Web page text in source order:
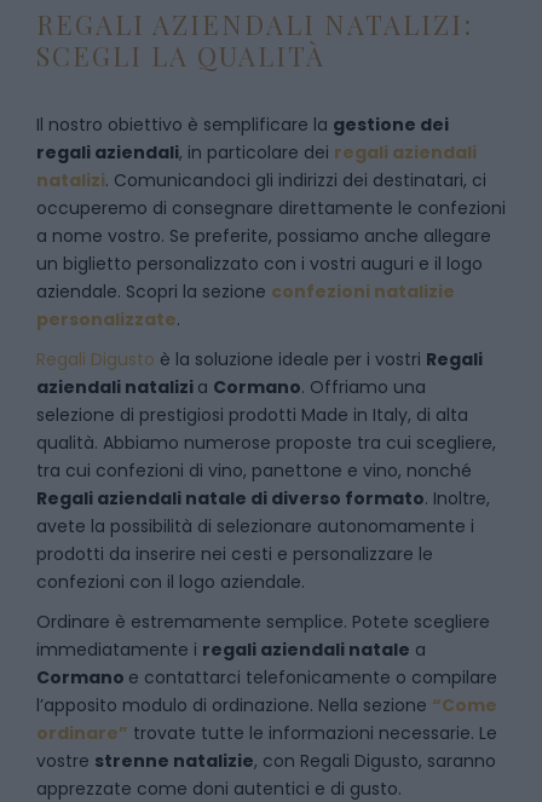
REGALI AZIENDALI NATALIZI:
SCEGLI LA QUALITÀ
Il nostro obiettivo è semplificare la gestione dei
regali aziendali, in particolare dei regali aziendali
natalizi. Comunicandoci gli indirizzi dei destinatari, ci
occuperemo di consegnare direttamente le confezioni
a nome vostro. Se preferite, possiamo anche allegare
un biglietto personalizzato con i vostri auguri e il logo
aziendale. Scopri la sezione confezioni natalizie
personalizzate.
Regali Digusto è la soluzione ideale per i vostri Regali
aziendali natalizi a Cormano. Offriamo una
selezione di prestigiosi prodotti Made in Italy, di alta
qualità. Abbiamo numerose proposte tra cui scegliere,
tra cui confezioni di vino, panettone e vino, nonché
Regali aziendali natale di diverso formato. Inoltre,
avete la possibilità di selezionare autonomamente i
prodotti da inserire nei cesti e personalizzare le
confezioni con il logo aziendale.
Ordinare è estremamente semplice. Potete scegliere
immediatamente i regali aziendali natale a
Cormano e contattarci telefonicamente o compilare
l’apposito modulo di ordinazione. Nella sezione “Come
ordinare” trovate tutte le informazioni necessarie. Le
vostre strenne natalizie, con Regali Digusto, saranno
apprezzate come doni autentici e di gusto.